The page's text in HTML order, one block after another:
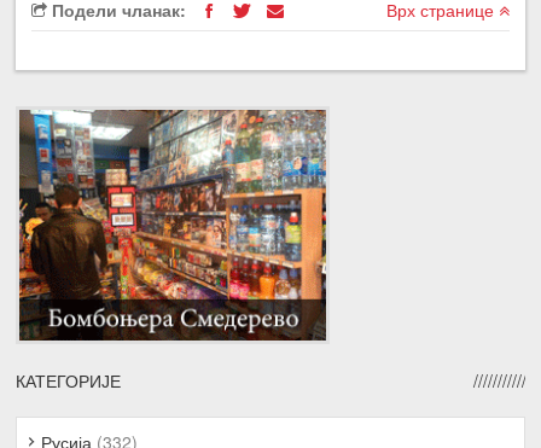
Подели чланак: Врх странице
КАТЕГОРИЈЕ
Русија (332)